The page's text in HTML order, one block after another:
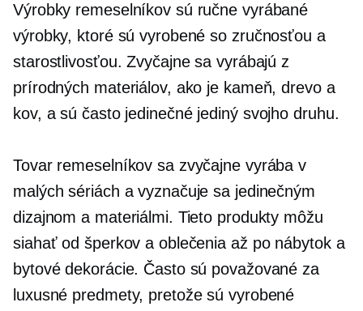
Výrobky remeselníkov sú ručne vyrábané
výrobky, ktoré sú vyrobené so zručnosťou a
starostlivosťou. Zvyčajne sa vyrábajú z
prírodných materiálov, ako je kameň, drevo a
kov, a sú často jedinečné jediný svojho druhu.
Tovar remeselníkov sa zvyčajne vyrába v
malých sériách a vyznačuje sa jedinečným
dizajnom a materiálmi. Tieto produkty môžu
siahať od šperkov a oblečenia až po nábytok a
bytové dekorácie. Často sú považované za
luxusné predmety, pretože sú vyrobené